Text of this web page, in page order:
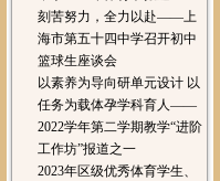
刻苦努力，全力以赴——上
海市第五十四中学召开初中
篮球生座谈会
以素养为导向研单元设计 以
任务为载体孕学科育人——
2022学年第二学期教学“进阶
工作坊”报道之一
2023年区级优秀体育学生、